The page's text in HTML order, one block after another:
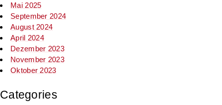
Mai 2025
September 2024
August 2024
April 2024
Dezember 2023
November 2023
Oktober 2023
Categories